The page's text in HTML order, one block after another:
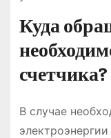
Куда
счетчика?
В случае